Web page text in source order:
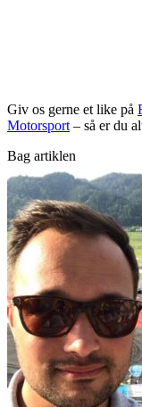
Giv os gerne et like på
Motorsport– så er du
Bag artiklen